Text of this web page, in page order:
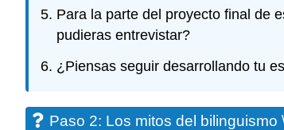
Para la parte del proyecto final de
pudieras entrevistar?
¿Piensas seguir desarrollando tu
Paso 2: Los mitos del bilinguismo